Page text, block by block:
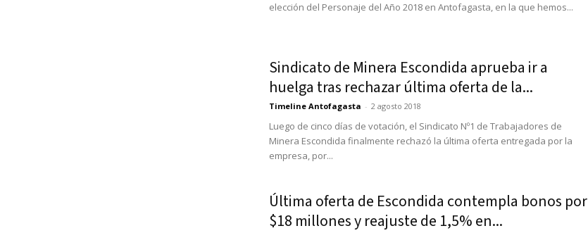
elección del Personaje del Año 2018 en Antofagasta, en la que hemos...
Sindicato de Minera Escondida aprueba ir a
huelga tras rechazar última oferta de la...
Timeline Antofagasta - 2 agosto 2018
Luego de cinco días de votación, el Sindicato Nº1 de Trabajadores de
Minera Escondida finalmente rechazó la última oferta entregada por la
empresa, por...
Última oferta de Escondida contempla bonos por
$18 millones y reajuste de 1,5% en...